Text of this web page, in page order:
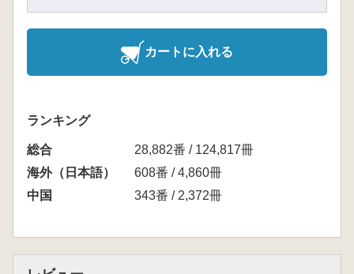
カートに入れる
ランキング
総合
28,882番 / 124,817冊
海外（日本語）
608番 / 4,860冊
中国
343番 / 2,372冊